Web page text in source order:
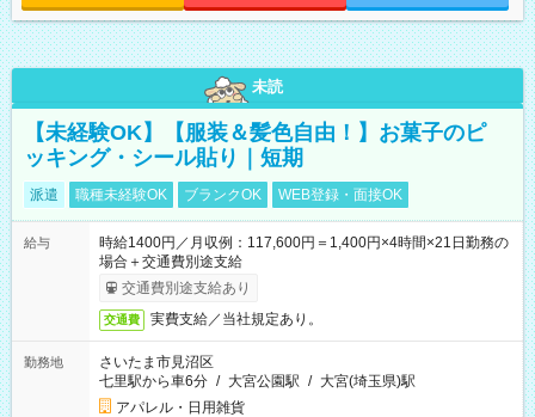
未読
【未経験OK】【服装＆髪色自由！】お菓子のピ
ッキング・シール貼り｜短期
派遣 職種未経験OK ブランクOK WEB登録・面接OK
給与
時給1400円／月収例：117,600円＝1,400円×4時間×21日勤務の
場合＋交通費別途支給
交通費別途支給あり
交通費 実費支給／当社規定あり。
勤務地
さいたま市見沼区
七里駅から車6分 / 大宮公園駅 / 大宮(埼玉県)駅
アパレル・日用雑貨